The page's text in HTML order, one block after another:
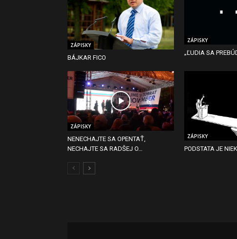
ZÁPISKY
BÁJKAR FICO
ZÁPISKY
„ĽUDIA SA
ZÁPISKY
NENECHAJTE SA OPENTAŤ,
NECHAJTE SA RADŠEJ O…
ZÁPISKY
PODSTATA JE